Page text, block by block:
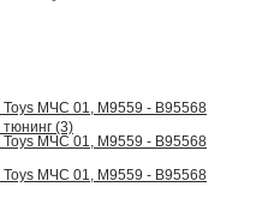
тюнинг (3)